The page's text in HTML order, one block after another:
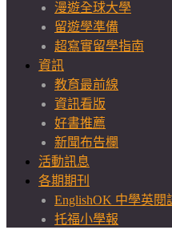
漫遊全球大學
留遊學準備
超寫實留學指南
資訊
教育最前線
資訊看版
好書推薦
新聞布告欄
活動訊息
各期期刊
EnglishOK 中學英閱
托福小學報